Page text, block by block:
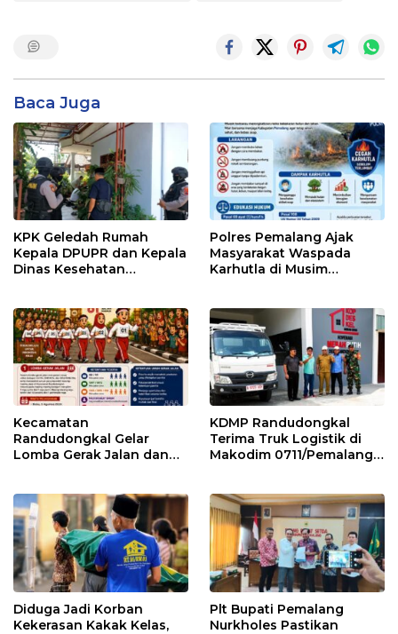
Baca Juga
KPK Geledah Rumah
Kepala DPUPR dan Kepala
Dinas Kesehatan
Polres Pemalang Ajak
Masyarakat Waspada
Karhutla di Musim
Kecamatan
Randudongkal Gelar
Lomba Gerak Jalan dan
KDMP Randudongkal
Terima Truk Logistik di
Makodim 0711/Pemalang
Diduga Jadi Korban
Kekerasan Kakak Kelas,
Plt Bupati Pemalang
Nurkholes Pastikan